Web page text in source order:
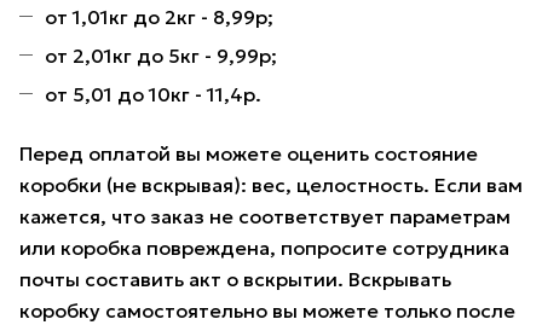
от 1,01кг до 2кг - 8,99р;
от 2,01кг до 5кг - 9,99р;
от 5,01 до 10кг - 11,4р.
Перед оплатой вы можете оценить состояние
коробки (не вскрывая): вес, целостность. Если вам
кажется, что заказ не соответствует параметрам
или коробка повреждена, попросите сотрудника
почты составить акт о вскрытии. Вскрывать
коробку самостоятельно вы можете только после